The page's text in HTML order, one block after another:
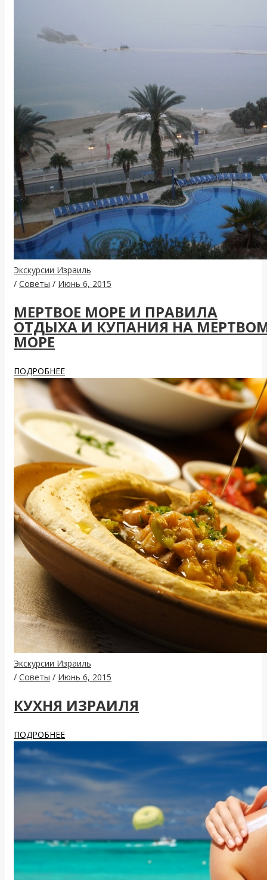
Экскурсии Израиль
/ Советы / Июнь 6, 2015
МЕРТВОЕ МОРЕ И ПРАВИЛА
ОТДЫХА И КУПАНИЯ НА
МОРЕ
ПОДРОБНЕЕ
Экскурсии Израиль
/ Советы / Июнь 6, 2015
КУХНЯ ИЗРАИЛЯ
ПОДРОБНЕЕ